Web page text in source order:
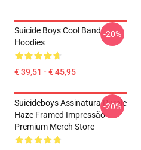
Suicide Boys Cool Band
Hoodies
€ 39,51 - € 45,95
-20%
Suicideboys Assinatura Purple
Haze Framed Impressão
Premium Merch Store
-20%